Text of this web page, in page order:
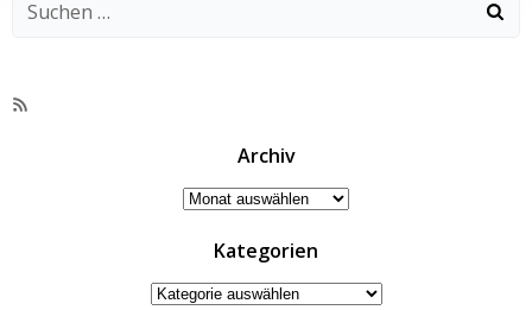
RSS-
Archiv
Archiv
Kategorien
Kategorien